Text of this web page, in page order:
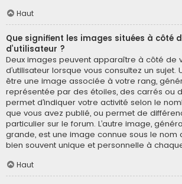
Haut
Que signifient les images situées à côté
d’utilisateur ?
Deux images peuvent apparaître à côté de
d’utilisateur lorsque vous consultez un sujet.
être une image associée à votre rang,
représentée par des étoiles, des carrés ou
permet d’indiquer votre activité selon le
que vous avez publié, ou permet de
particulier sur le forum. L’autre image,
grande, est une image connue sous le nom
bien souvent unique et personnelle à
Haut